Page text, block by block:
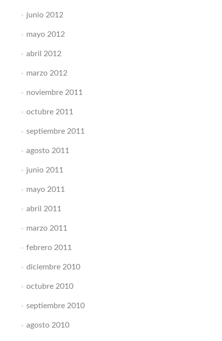
junio 2012
mayo 2012
abril 2012
marzo 2012
noviembre 2011
octubre 2011
septiembre 2011
agosto 2011
junio 2011
mayo 2011
abril 2011
marzo 2011
febrero 2011
diciembre 2010
octubre 2010
septiembre 2010
agosto 2010